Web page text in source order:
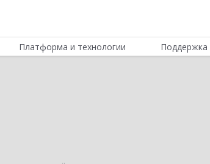
Платформа и технологии Поддержка